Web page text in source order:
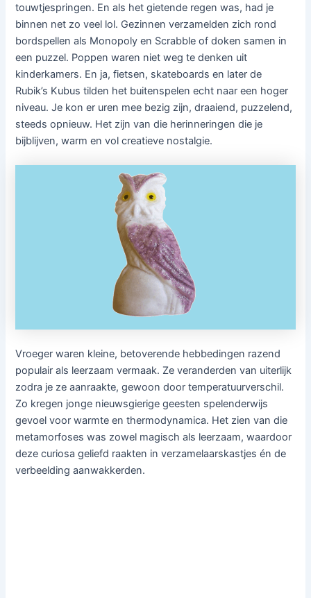
touwtjespringen. En als het gietende regen was, had je
binnen net zo veel lol. Gezinnen verzamelden zich rond
bordspellen als Monopoly en Scrabble of doken samen in
een puzzel. Poppen waren niet weg te denken uit
kinderkamers. En ja, fietsen, skateboards en later de
Rubik’s Kubus tilden het buitenspelen echt naar een hoger
niveau. Je kon er uren mee bezig zijn, draaiend, puzzelend,
steeds opnieuw. Het zijn van die herinneringen die je
bijblijven, warm en vol creatieve nostalgie.
Vroeger waren kleine, betoverende hebbedingen razend
populair als leerzaam vermaak. Ze veranderden van uiterlijk
zodra je ze aanraakte, gewoon door temperatuurverschil.
Zo kregen jonge nieuwsgierige geesten spelenderwijs
gevoel voor warmte en thermodynamica. Het zien van die
metamorfoses was zowel magisch als leerzaam, waardoor
deze curiosa geliefd raakten in verzamelaarskastjes én de
verbeelding aanwakkerden.